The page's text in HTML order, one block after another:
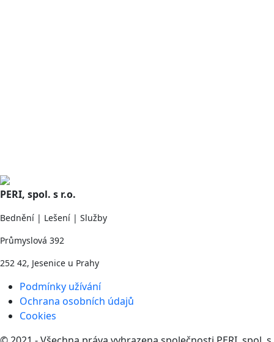
PERI, spol. s r.o.
Bednění | Lešení | Služby
Průmyslová 392
252 42, Jesenice u Prahy
Podmínky užívání
Ochrana osobních údajů
Cookies